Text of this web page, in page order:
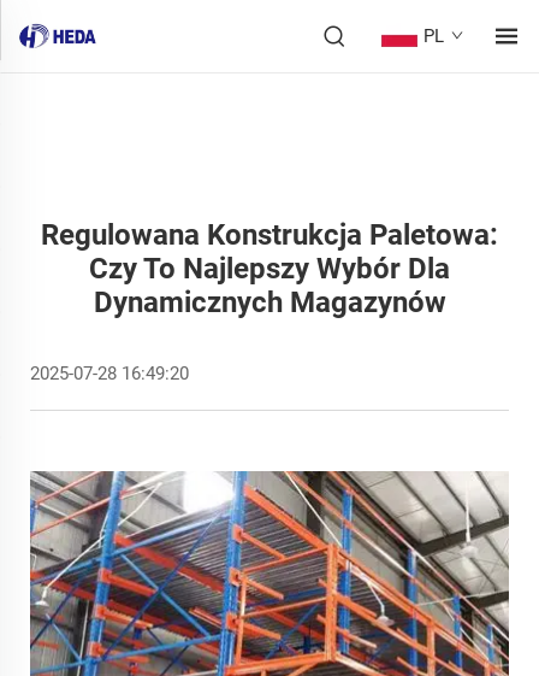
PL
Regulowana Konstrukcja Paletowa:
Czy To Najlepszy Wybór Dla
Dynamicznych Magazynów
2025-07-28 16:49:20